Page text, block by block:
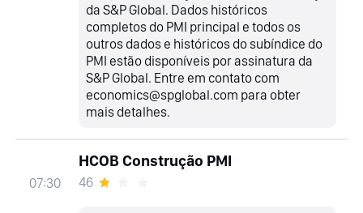
da S&P Global. Dados históricos
completos do PMI principal e todos os
outros dados e históricos do subíndice do
PMI estão disponíveis por assinatura da
S&P Global. Entre em contato com
economics@spglobal.com para obter
mais detalhes.
07:30
HCOB Construção PMI
46